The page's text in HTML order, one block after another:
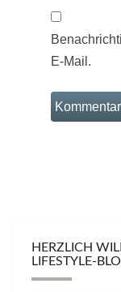
E-Mail.
HERZLICH
LIFESTYLE-